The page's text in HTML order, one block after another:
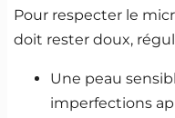
Pour respecter le
doit rester doux,
Une peau
imperfections